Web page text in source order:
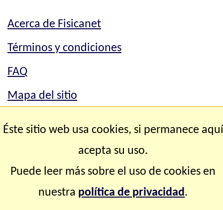
Acerca de Fisicanet
Términos y condiciones
FAQ
Mapa del sitio
Mapa del sitio
derechos reservados
Éste sitio web usa cookies, si permanece aquí
acepta su uso.
Puede leer más sobre el uso de cookies en
nuestra política de privacidad.